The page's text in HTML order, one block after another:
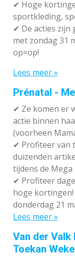
✔ Hoge
sportkleding,
✔ De acties zijn
met zondag 31
op=op!
Lees meer »
Prénatal -
✔ Ze komen er
actie binnen
(voorheen
✔ Profiteer van
duizenden
tijdens de
✔ Profiteer
hoge
donderdag 21
Lees meer »
Van der
Toekan